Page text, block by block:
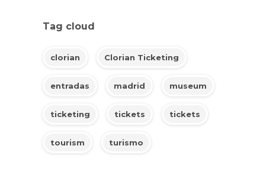
Tag cloud
clorian Clorian Ticketing
entradas madrid museum
ticketing tickets tickets
tourism turismo